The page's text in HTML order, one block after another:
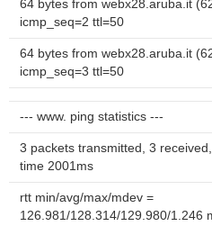
64 bytes from webx28.aruba.it
icmp_seq=2 ttl=50
64 bytes from webx28.aruba.it
icmp_seq=3 ttl=50
--- www. ping statistics ---
3 packets transmitted, 3
time 2001ms
rtt min/avg/max/mdev =
126.981/128.314/129.980/1.246